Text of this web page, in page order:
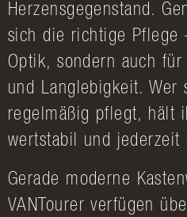
Herzensgegenstand.
sich die richtige
Optik, sondern auch
und Langlebigkeit. Wer
regelmäßig pflegt, hält
wertstabil und jederzeit
Gerade moderne
VANTourer verfügen